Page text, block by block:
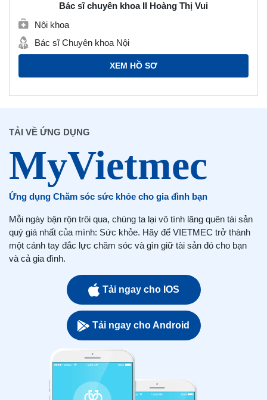
Bác sĩ chuyên khoa II Hoàng Thị Vui
Nội khoa
Bác sĩ Chuyên khoa Nội
XEM HỒ SƠ
TẢI VỀ ỨNG DỤNG
Ứng dụng Chăm sóc sức khỏe cho gia đình bạn
Mỗi ngày bận rộn trôi qua, chúng ta lại vô tình lãng quên tài sản
quý giá nhất của mình: Sức khỏe. Hãy để VIETMEC trở thành
một cánh tay đắc lực chăm sóc và gìn giữ tài sản đó cho bạn
và cả gia đình.
Tải ngay cho IOS
Tải ngay cho Android